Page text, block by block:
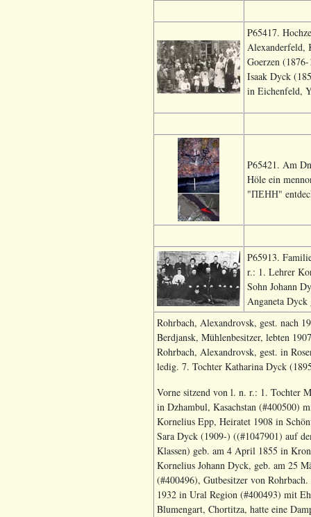
P65417.
Alexanderfeld,
Goerzen
Isaak Dyck
in Eichenfeld,
P65421. Am
Höle ein
"ПЕНН"
P65913.
r.: 1. Lehrer
Sohn Johann
Anganeta Dyck
Rohrbach, Alexandrovsk, gest. nach
Berdjansk, Mühlenbesitzer, lebten
Rohrbach, Alexandrovsk, gest. in
ledig. 7. Tochter Katharina Dyck
Vorne sitzend von l. n. r.: 1. Tochter
in Dzhambul, Kasachstan (#400500)
Kornelius Epp, Heiratet 1908 in
Sara Dyck (1909-) ((#1047901) auf
Klassen) geb. am 4 April 1855 in
Kornelius Johann Dyck, geb. am 25
(#400496), Gutbesitzer von
1932 in Ural Region (#400493) mit
Blumengart, Chortitza, hatte eine